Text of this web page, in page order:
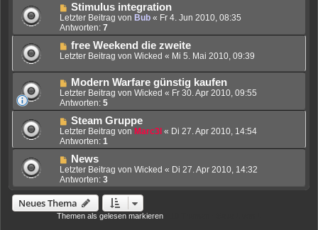
Stimulus integration
Letzter Beitrag von Bub « Fr 4. Jun 2010, 08:35
Antworten: 7
free Weekend die zweite
Letzter Beitrag von Wicked « Mi 5. Mai 2010, 09:39
Modern Warfare günstig kaufen
Letzter Beitrag von Wicked « Fr 30. Apr 2010, 09:55
Antworten: 5
Steam Gruppe
Letzter Beitrag von Marc3l « Di 27. Apr 2010, 14:54
Antworten: 1
News
Letzter Beitrag von Wicked « Di 27. Apr 2010, 14:32
Antworten: 3
Neues Thema
Themen als gelesen markieren